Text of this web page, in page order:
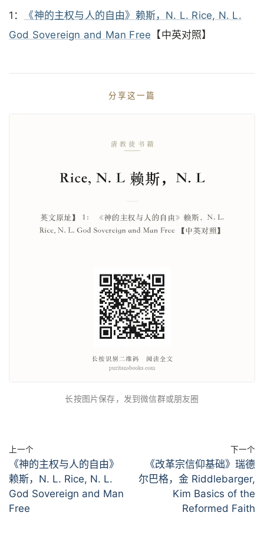
1：
《神的主权与人的自由》赖斯，N. L. Rice, N. L.
God Sovereign and Man Free 【中英对照】
分享这一篇
长按图片保存，发到微信群或朋友圈
上一个
《神的主权与人的自由》
赖斯，N. L. Rice, N. L.
God Sovereign and Man
Free
下一个
《改革宗信仰基础》瑞德
尔巴格，金 Riddlebarger,
Kim Basics of the
Reformed Faith